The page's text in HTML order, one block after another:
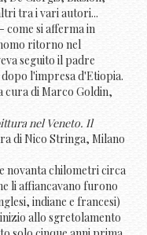
tra i vari autori...
come si afferma in
ritorno nel
seguito il padre
l'impresa d'Etiopia.
cura di Marco Goldin,
nel Veneto. Il
di Nico Stringa, Milano
novanta chilometri circa
li affiancavano furono
indiane e francesi)
allo sgretolamento